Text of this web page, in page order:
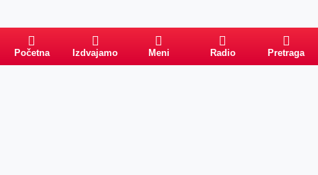
Početna Izdvajamo Meni Radio Pretraga